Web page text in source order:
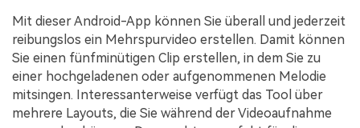
Mit dieser Android-App können Sie überall und jederzeit
reibungslos ein Mehrspurvideo erstellen. Damit können
Sie einen fünfminütigen Clip erstellen, in dem Sie zu
einer hochgeladenen oder aufgenommenen Melodie
mitsingen. Interessanterweise verfügt das Tool über
mehrere Layouts, die Sie während der Videoaufnahme